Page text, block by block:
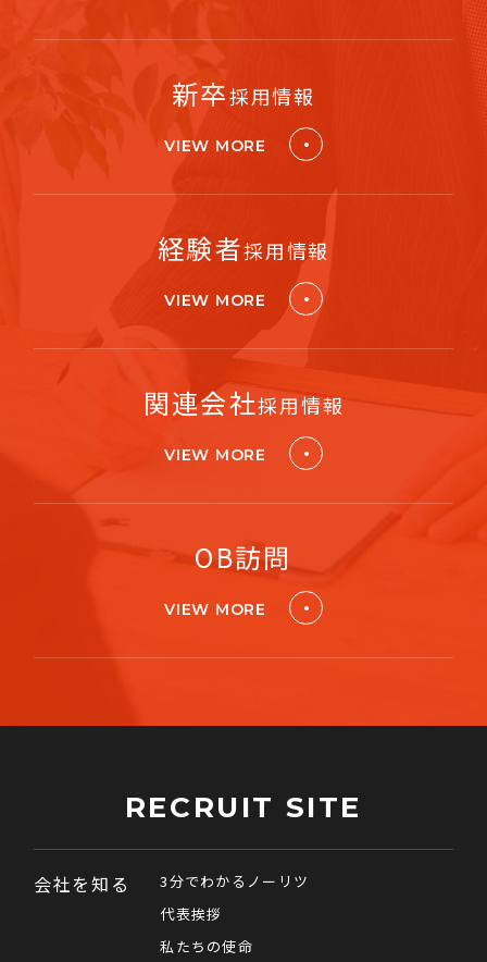
新卒採用情報
VIEW MORE
経験者採用情報
VIEW MORE
関連会社採用情報
VIEW MORE
OB訪問
VIEW MORE
RECRUIT SITE
会社を知る
3分でわかるノーリツ
代表挨拶
私たちの使命